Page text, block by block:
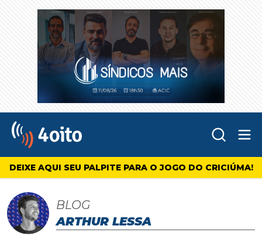
4oito
DEIXE AQUI SEU PALPITE PARA O JOGO DO CRICIÚMA!
BLOG
ARTHUR LESSA